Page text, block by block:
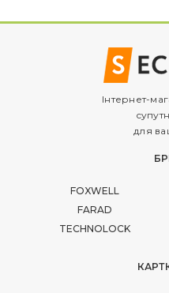
Інтернет-
для
FOXWELL
FARAD
TECHNOLOCK